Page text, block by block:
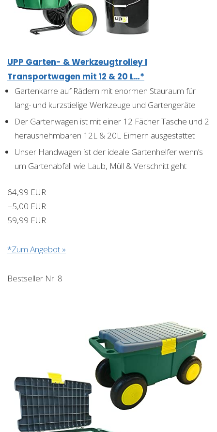
UPP Garten- & Werkzeugtrolley I
Transportwagen mit 12 & 20 L…*
Gartenkarre auf Rädern mit enormen Stauraum für
lang- und kurzstielige Werkzeuge und Gartengeräte
Der Gartenwagen ist mit einer 12 Fächer Tasche und 2
herausnehmbaren 12L & 20L Eimern ausgestattet
Unser Handwagen ist der ideale Gartenhelfer wenn’s
um Gartenabfall wie Laub, Müll & Verschnitt geht
64,99 EUR
−5,00 EUR
59,99 EUR
*Zum Angebot »
Bestseller Nr. 8